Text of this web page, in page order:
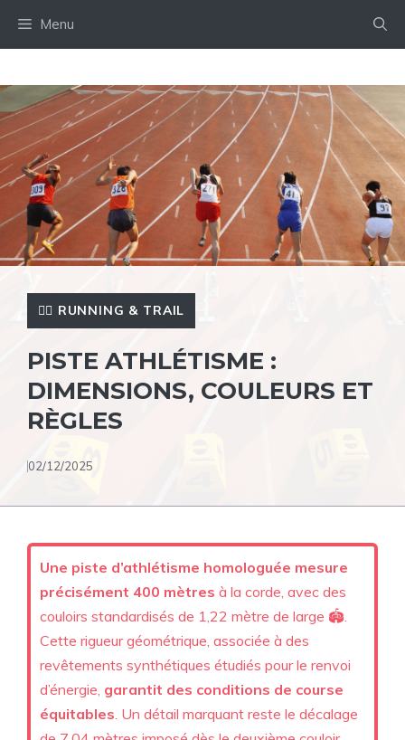
Menu
🏃‍♂️ RUNNING & TRAIL
PISTE ATHLÉTISME :
DIMENSIONS, COULEURS ET
RÈGLES
02/12/2025
Une piste d’athlétisme homologuée mesure
précisément 400 mètres à la corde, avec des
couloirs standardisés de 1,22 mètre de large 🏟️.
Cette rigueur géométrique, associée à des
revêtements synthétiques étudiés pour le renvoi
d’énergie, garantit des conditions de course
équitables. Un détail marquant reste le décalage